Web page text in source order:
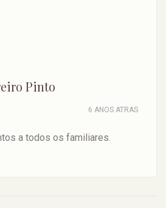
Pinto
6 ANOS ATRAS
a todos os familiares.